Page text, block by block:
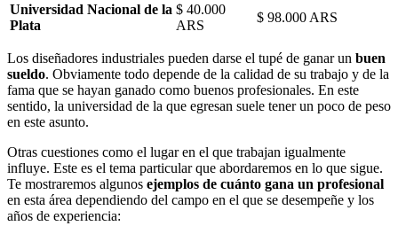
Universidad Nacional de la
Plata
$ 40.000
ARS
$ 98.000 ARS
Los diseñadores industriales pueden darse el tupé de ganar un buen
sueldo. Obviamente todo depende de la calidad de su trabajo y de la
fama que se hayan ganado como buenos profesionales. En este
sentido, la universidad de la que egresan suele tener un poco de peso
en este asunto.
Otras cuestiones como el lugar en el que trabajan igualmente
influye. Este es el tema particular que abordaremos en lo que sigue.
Te mostraremos algunos ejemplos de cuánto gana un profesional
en esta área dependiendo del campo en el que se desempeñe y los
años de experiencia: